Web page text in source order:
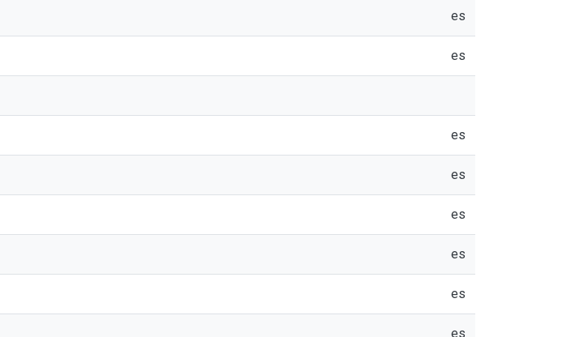
es
es
es
es
es
es
es
es